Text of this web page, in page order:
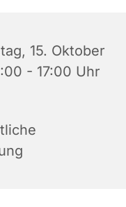
15. Oktober
- 17:00 Uhr